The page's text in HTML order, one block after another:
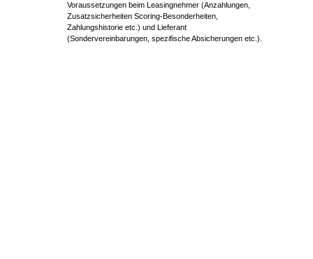
Voraussetzungen beim Leasingnehmer (Anzahlungen,
Zusatzsicherheiten Scoring-Besonderheiten,
Zahlungshistorie etc.) und Lieferant
(Sondervereinbarungen, spezifische Absicherungen etc.).